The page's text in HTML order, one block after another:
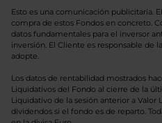
Esto es una comunicación publicitaria.
compra de estos Fondos en concreto.
datos fundamentales para el inversor
inversión. El Cliente es responsable de
adopte.
Los datos de rentabilidad mostrados
Liquidativos del Fondo al cierre de la
Liquidativo de la sesión anterior a
dividendos si el fondo es de reparto.